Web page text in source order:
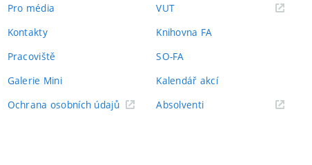
Pro média
Kontakty
Pracoviště
Galerie Mini
Ochrana osobních údajů
VUT(externí
Knihovna FA
SO-FA
Kalendář akcí
Absolventi(externí